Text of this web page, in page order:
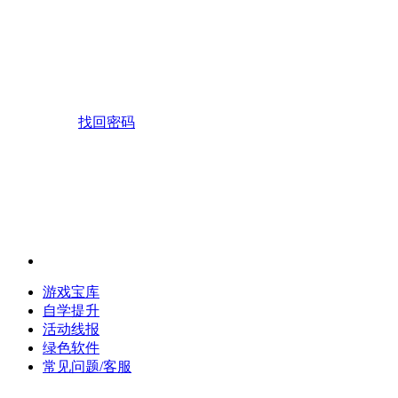
找回密码
游戏宝库
自学提升
活动线报
绿色软件
常见问题/客服